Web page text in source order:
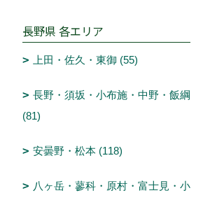
長野県 各エリア
上田・佐久・東御 (55)
長野・須坂・小布施・中野・飯綱
(81)
安曇野・松本 (118)
八ヶ岳・蓼科・原村・富士見・小